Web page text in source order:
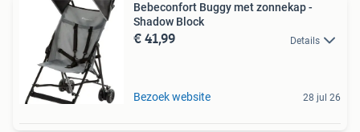
Bebeconfort Buggy met zonnekap -
Shadow Block
€ 41,99 Details
Bezoek website 28 jul 26